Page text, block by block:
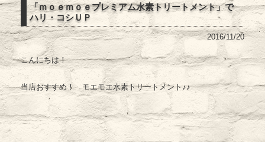
「ｍｏｅｍｏｅプレミアム水素トリートメント」で
ハリ・コシＵＰ
2016/11/20
こんにちは！
当店おすすめ！ モエモエ水素トリートメント♪♪